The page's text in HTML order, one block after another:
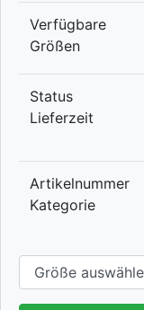
Verfügbare
Größen
Status
Lieferzeit
Artikelnummer
Kategorie